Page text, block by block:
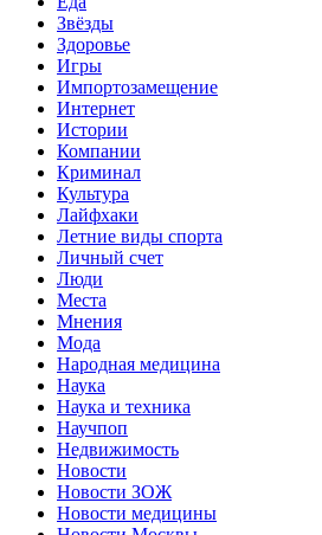
Звёзды
Здоровье
Игры
Импортозамещение
Интернет
Истории
Компании
Криминал
Культура
Лайфхаки
Летние виды спорта
Личный счет
Люди
Места
Мнения
Мода
Народная медицина
Наука
Наука и техника
Научпоп
Недвижимость
Новости
Новости ЗОЖ
Новости медицины